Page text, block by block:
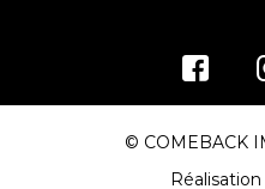
© COMEBACK
Réalisation